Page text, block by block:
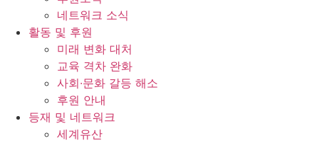
네트워크 소식
활동 및 후원
미래 변화 대처
교육 격차 완화
사회∙문화 갈등 해소
후원 안내
등재 및 네트워크
세계유산